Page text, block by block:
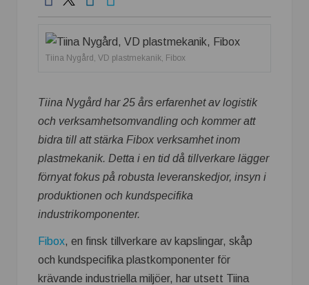
Tiina Nygård, VD plastmekanik, Fibox
Tiina Nygård har 25 års erfarenhet av logistik
och verksamhetsomvandling och kommer att
bidra till att stärka Fibox verksamhet inom
plastmekanik. Detta i en tid då tillverkare lägger
förnyat fokus på robusta leveranskedjor, insyn i
produktionen och kundspecifika
industrikomponenter.
Fibox, en finsk tillverkare av kapslingar, skåp
och kundspecifika plastkomponenter för
krävande industriella miljöer, har utsett Tiina